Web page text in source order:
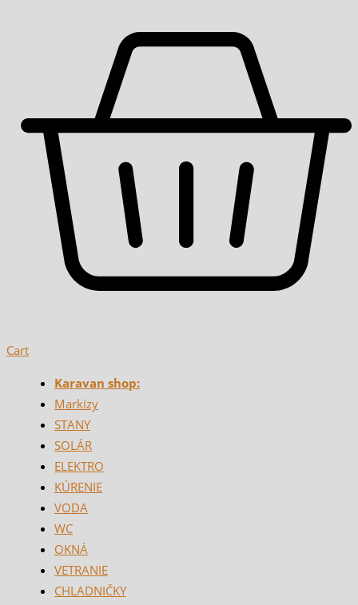
Cart
Karavan shop:
Markízy
STANY
SOLÁR
ELEKTRO
KÚRENIE
VODA
WC
OKNÁ
VETRANIE
CHLADNIČKY